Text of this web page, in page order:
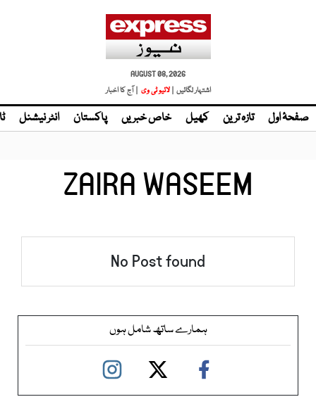
AUGUST 08, 2026
اشتہار لگائیں |
| آج کا اخبار
صفحۂ اول تازہ ترین کھیل خاص خبریں پاکستان انٹر نیشنل
ZAIRA WASEEM
No Post found
ہمارے ساتھ شامل ہوں